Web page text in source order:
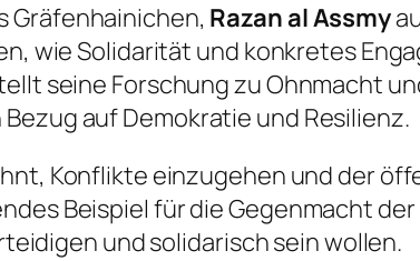
Gräfenhainichen, Razan al Assmy
wie Solidarität und konkretes
seine Forschung zu Ohnmacht
auf Demokratie und Resilienz.
Konflikte einzugehen und der
Beispiel für die Gegenmacht
und solidarisch sein wollen.